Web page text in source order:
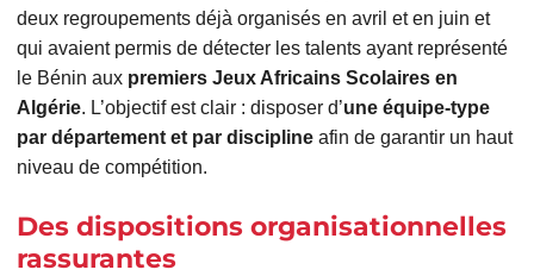
deux regroupements déjà organisés en avril et en juin et
qui avaient permis de détecter les talents ayant représenté
le Bénin aux premiers Jeux Africains Scolaires en
Algérie. L’objectif est clair : disposer d’une équipe-type
par département et par disciplineafin de garantir un haut
niveau de compétition.
Des dispositions organisationnelles
rassurantes